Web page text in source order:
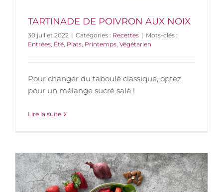
TARTINADE DE POIVRON AUX NOIX
30 juillet 2022 | Catégories : Recettes | Mots-clés :
Entrées, Été, Plats, Printemps, Végétarien
Pour changer du taboulé classique, optez
pour un mélange sucré salé !
Lire la suite